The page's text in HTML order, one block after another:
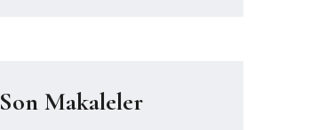
Son Makaleler